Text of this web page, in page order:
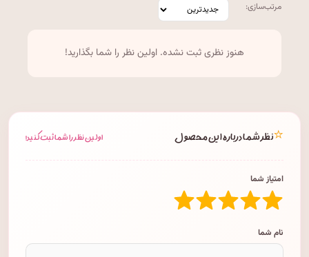
مرتب‌سازی:
هنوز نظری ثبت نشده. اولین نظر را شما بگذارید!
⭐نظر شما درباره این محصول اولین نظر را شما ثبت کنید!
امتیاز شما
نام شما